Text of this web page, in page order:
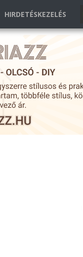
HIRDETÉSKEZELÉS